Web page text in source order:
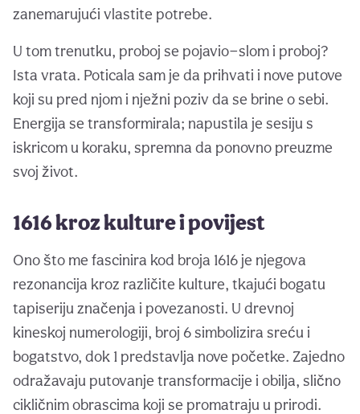
zanemarujući vlastite potrebe.
U tom trenutku, proboj se pojavio—slom i proboj?
Ista vrata. Poticala sam je da prihvati i nove putove
koji su pred njom i nježni poziv da se brine o sebi.
Energija se transformirala; napustila je sesiju s
iskricom u koraku, spremna da ponovno preuzme
svoj život.
1616 kroz kulture i povijest
Ono što me fascinira kod broja 1616 je njegova
rezonancija kroz različite kulture, tkajući bogatu
tapiseriju značenja i povezanosti. U drevnoj
kineskoj numerologiji, broj 6 simbolizira sreću i
bogatstvo, dok 1 predstavlja nove početke. Zajedno
odražavaju putovanje transformacije i obilja, slično
cikličnim obrascima koji se promatraju u prirodi.